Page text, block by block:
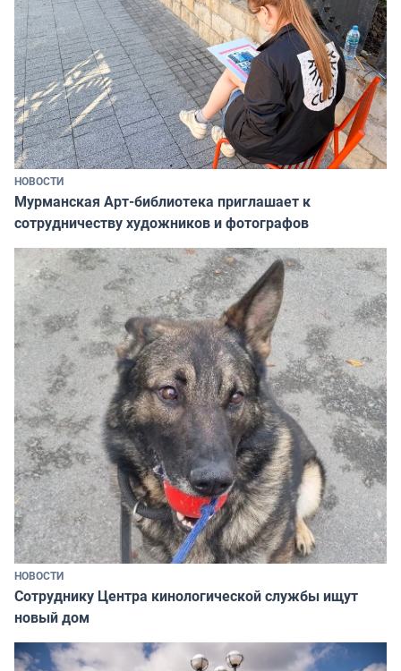
НОВОСТИ
Мурманская Арт-библиотека приглашает к
сотрудничеству художников и фотографов
НОВОСТИ
Сотруднику Центра кинологической службы ищут
новый дом